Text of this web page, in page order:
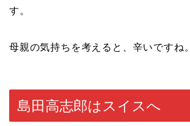
す。
母親の気持ちを考えると、辛いですね。
島田高志郎はスイスへ